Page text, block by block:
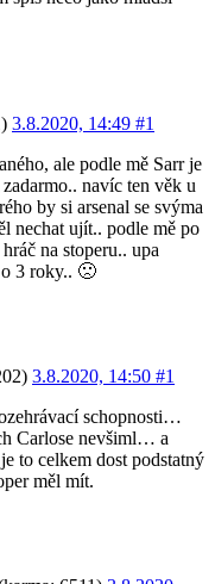
ale podle mě Sarr je
by si arsenal se svýma
nechat ujít.. podle mě po
na stoperu.. upa
3 roky.. 🙁
schopnosti…
to celkem dost podstatný
měl mít.